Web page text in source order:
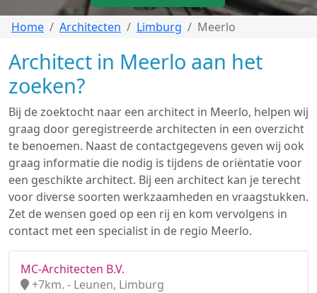
Home Architecten Limburg Meerlo
Architect in Meerlo aan het
zoeken?
Bij de zoektocht naar een architect in Meerlo, helpen wij
graag door geregistreerde architecten in een overzicht
te benoemen. Naast de contactgegevens geven wij ook
graag informatie die nodig is tijdens de oriëntatie voor
een geschikte architect. Bij een architect kan je terecht
voor diverse soorten werkzaamheden en vraagstukken.
Zet de wensen goed op een rij en kom vervolgens in
contact met een specialist in de regio Meerlo.
MC-Architecten B.V.
+7km. - Leunen, Limburg